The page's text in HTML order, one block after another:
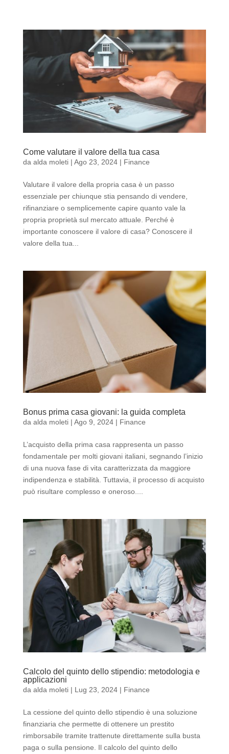
Come valutare il valore della tua casa
da alda moleti| Ago 23, 2024| Finance
Valutare il valore della propria casa è un passo
essenziale per chiunque stia pensando di vendere,
rifinanziare o semplicemente capire quanto vale la
propria proprietà sul mercato attuale. Perché è
importante conoscere il valore di casa? Conoscere il
valore della tua...
Bonus prima casa giovani: la guida completa
da alda moleti| Ago 9, 2024| Finance
L’acquisto della prima casa rappresenta un passo
fondamentale per molti giovani italiani, segnando l’inizio
di una nuova fase di vita caratterizzata da maggiore
indipendenza e stabilità. Tuttavia, il processo di acquisto
può risultare complesso e oneroso....
Calcolo del quinto dello stipendio: metodologia e
applicazioni
da alda moleti| Lug 23, 2024| Finance
La cessione del quinto dello stipendio è una soluzione
finanziaria che permette di ottenere un prestito
rimborsabile tramite trattenute direttamente sulla busta
paga o sulla pensione. Il calcolo del quinto dello